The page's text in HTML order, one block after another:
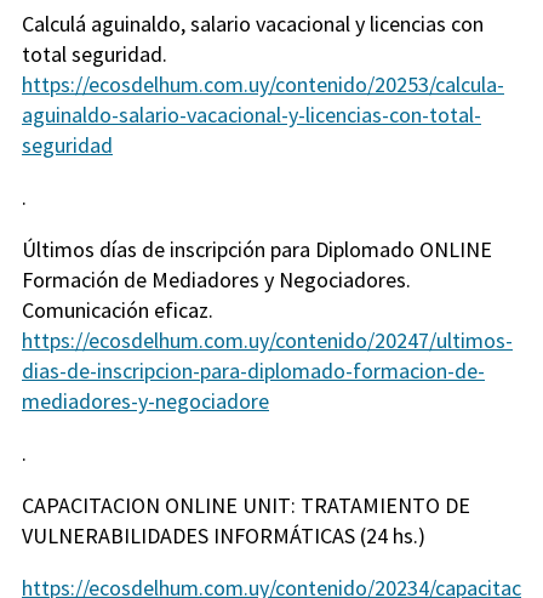
Calculá aguinaldo, salario vacacional y licencias con
total seguridad.
https://ecosdelhum.com.uy/contenido/20253/calcula-
aguinaldo-salario-vacacional-y-licencias-con-total-
seguridad
.
Últimos días de inscripción para Diplomado ONLINE
Formación de Mediadores y Negociadores.
Comunicación eficaz.
https://ecosdelhum.com.uy/contenido/20247/ultimos-
dias-de-inscripcion-para-diplomado-formacion-de-
mediadores-y-negociadore
.
CAPACITACION ONLINE UNIT: TRATAMIENTO DE
VULNERABILIDADES INFORMÁTICAS (24 hs.)
https://ecosdelhum.com.uy/contenido/20234/capacitac